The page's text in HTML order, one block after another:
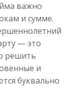
важно
и сумме.
— это
решить
и
буквально